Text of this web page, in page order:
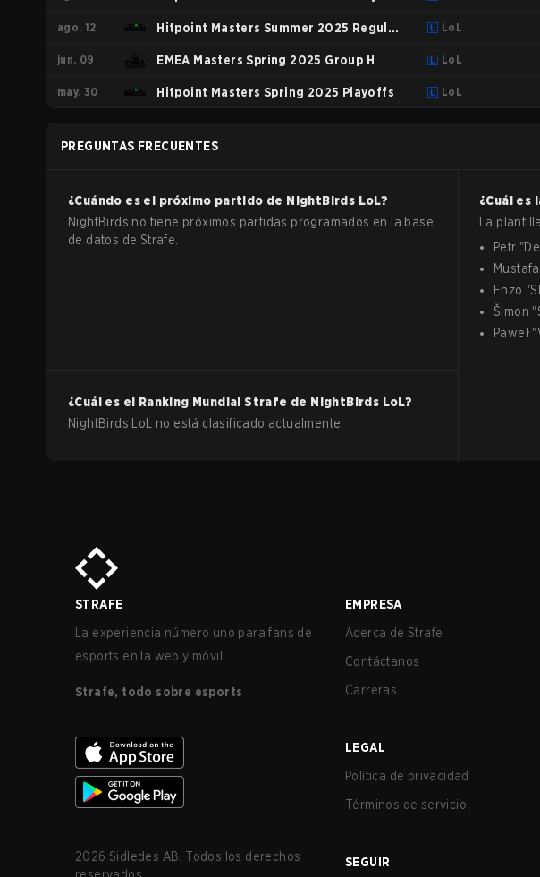
ago. 12 Hitpoint Masters Summer 2025 Regular
Season
LoL
jun. 09 EMEA Masters Spring 2025 Group H LoL
may. 30 Hitpoint Masters Spring 2025 Playoffs LoL
PREGUNTAS FRECUENTES
¿Cuándo es el próximo partido de NightBirds LoL?
NightBirds no tiene próximos partidas programados en la base
de datos de Strafe.
¿Cuál es
La
Petr "
Mustafa
Enzo "
Šimon "
Paweł "
¿Cuál es el Ranking Mundial Strafe de NightBirds LoL?
NightBirds LoL no está clasificado actualmente.
STRAFE
La experiencia número uno para fans de
esports en la web y móvil.
Strafe, todo sobre esports
2026 Sidledes AB. Todos los derechos
EMPRESA
Acerca de Strafe
Contáctanos
Carreras
LEGAL
Política de privacidad
Términos de servicio
SEGUIR